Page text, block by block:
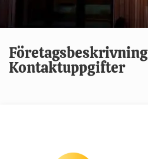
Företagsbeskrivning
Kontaktuppgifter